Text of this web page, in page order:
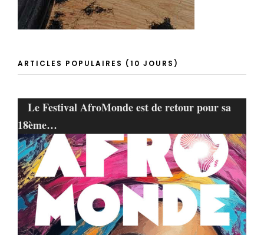
ARTICLES POPULAIRES (10 JOURS)
Le Festival AfroMonde est de retour pour sa
18ème…